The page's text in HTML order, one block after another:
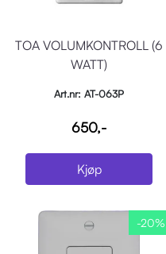
TOA VOLUMKONTROLL (6
WATT)
Art.nr: AT-063P
650,-
Kjøp
-20%